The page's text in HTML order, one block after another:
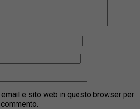
email e sito web in questo browser per